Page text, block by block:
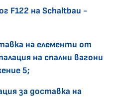
F122 на Schaltbau -
на елементи от
на спални вагони
5;
за доставка на